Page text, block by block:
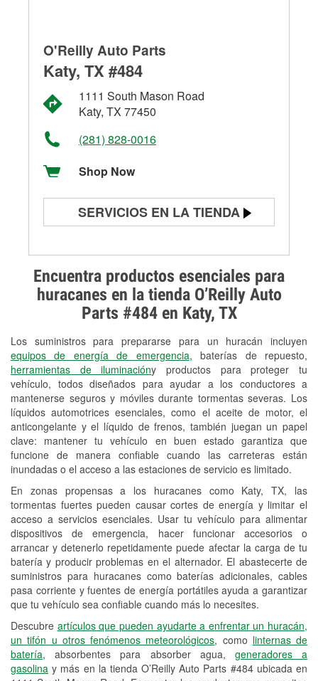
Encuentra productos esenciales para
huracanes en la tienda O’Reilly Auto
Parts #484 en Katy, TX
Los suministros para prepararse para un huracán incluyen
equipos de energía de emergencia, baterías de repuesto,
herramientas de iluminacióny productos para proteger tu
vehículo, todos diseñados para ayudar a los conductores a
mantenerse seguros y móviles durante tormentas severas. Los
líquidos automotrices esenciales, como el aceite de motor, el
anticongelante y el líquido de frenos, también juegan un papel
clave: mantener tu vehículo en buen estado garantiza que
funcione de manera confiable cuando las carreteras están
inundadas o el acceso a las estaciones de servicio es limitado.
En zonas propensas a los huracanes como Katy, TX, las
tormentas fuertes pueden causar cortes de energía y limitar el
acceso a servicios esenciales. Usar tu vehículo para alimentar
dispositivos de emergencia, hacer funcionar accesorios o
arrancar y detenerlo repetidamente puede afectar la carga de tu
batería y producir problemas en el alternador. El abastecerte de
suministros para huracanes como baterías adicionales, cables
pasa corriente y fuentes de energía portátiles ayuda a garantizar
que tu vehículo sea confiable cuando más lo necesites.
Descubre artículos que pueden ayudarte a enfrentar un huracán,
un tifón u otros fenómenos meteorológicos, como linternas de
batería, absorbentes para absorber agua, generadores a
gasolina y más en la tienda O’Reilly Auto Parts #484 ubicada en
O'Reilly Auto Parts
Katy, TX #484
1111 South Mason Road
Katy, TX 77450
(281) 828-0016
Shop Now
SERVICIOS EN LA TIENDA
Prueba de alternadores y
arrancadores
Revisión de la luz "Check Engine"
Reciclaje de baterías y aceite
Instalación de bombillas de faros
Instalación de limpiaparabrisas
Programa de Préstamo de
Herramientas
Mezcla de pinturas
Rectificación de tambores y discos de
freno
Hurricane Supplies
Tornado Supplies
Conoce más
Idiomas adicionales
Español